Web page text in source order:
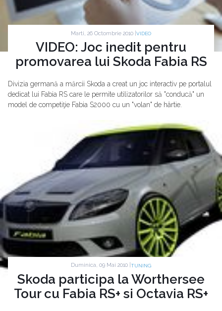
Marti, 26 Octombrie 2010 | VIDEO
VIDEO: Joc inedit pentru
promovarea lui Skoda Fabia RS
Divizia germană a mărcii Skoda a creat un joc interactiv pe portalul
dedicat lui Fabia RS care le permite utilizatorilor să "conducă" un
model de competiţie Fabia S2000 cu un "volan" de hârtie.
Duminica, 09 Mai 2010 | TUNING
Skoda participa la Worthersee
Tour cu Fabia RS+ si Octavia RS+